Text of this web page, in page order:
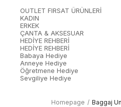
OUTLET FIRSAT ÜRÜNLERİ
KADIN
ERKEK
ÇANTA & AKSESUAR
HEDİYE REHBERİ
HEDİYE REHBERİ
Babaya Hediye
Anneye Hediye
Öğretmene Hediye
Sevgiliye Hediye
Homepage Baggaj